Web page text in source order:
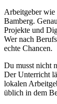
Arbeitgeber
Bamberg.
Projekte und
Wer nach
echte Chancen.
Du musst nicht
Der Unterricht
lokalen
üblich in dem